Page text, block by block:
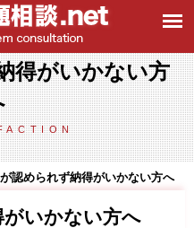
県の不当解雇・未払残業代など労働
務所
得がいかない方
認められず納得がいかない方へ
いかない方へ